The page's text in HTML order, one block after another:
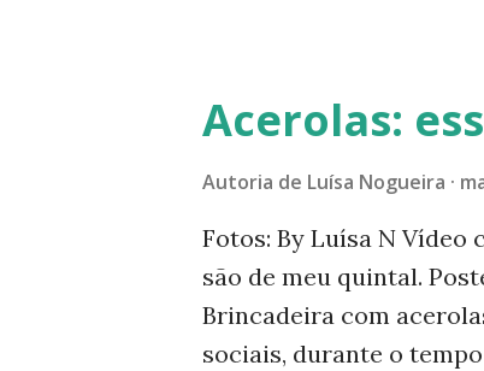
feiras e dos
podemos deduzir ser
valorização do produto
mato, falsa-cereja,
juçara, pitangatuba,
desaparecimento. Em
Acerolas:
Autoria de Luísa Nogueira
Fotos: By Luísa N Vídeo
são de meu quintal.
Brincadeira com
sociais, durante o